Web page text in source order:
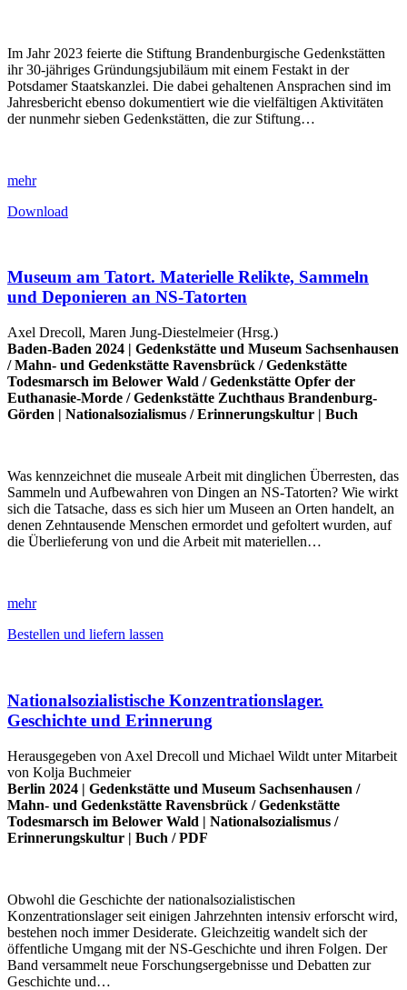
Im Jahr 2023 feierte die Stiftung Brandenburgische Gedenkstätten
ihr 30-jähriges Gründungsjubiläum mit einem Festakt in der
Potsdamer Staatskanzlei. Die dabei gehaltenen Ansprachen sind im
Jahresbericht ebenso dokumentiert wie die vielfältigen Aktivitäten
der nunmehr sieben Gedenkstätten, die zur Stiftung…
mehr
Download
Museum am Tatort. Materielle Relikte, Sammeln
und Deponieren an NS-Tatorten
Axel Drecoll, Maren Jung-Diestelmeier (Hrsg.)
Baden-Baden 2024 | Gedenkstätte und Museum Sachsenhausen
/Mahn- und Gedenkstätte Ravensbrück /Gedenkstätte
Todesmarsch im Belower Wald /Gedenkstätte Opfer der
Euthanasie-Morde /Gedenkstätte Zuchthaus Brandenburg-
Görden | Nationalsozialismus /Erinnerungskultur | Buch
Was kennzeichnet die museale Arbeit mit dinglichen Überresten, das
Sammeln und Aufbewahren von Dingen an NS-Tatorten? Wie wirkt
sich die Tatsache, dass es sich hier um Museen an Orten handelt, an
denen Zehntausende Menschen ermordet und gefoltert wurden, auf
die Überlieferung von und die Arbeit mit materiellen…
mehr
Bestellen und liefern lassen
Nationalsozialistische Konzentrationslager.
Geschichte und Erinnerung
Herausgegeben von Axel Drecoll und Michael Wildt unter Mitarbeit
von Kolja Buchmeier
Berlin 2024 | Gedenkstätte und Museum Sachsenhausen /
Mahn- und Gedenkstätte Ravensbrück /Gedenkstätte
Todesmarsch im Belower Wald | Nationalsozialismus /
Erinnerungskultur | Buch /PDF
Obwohl die Geschichte der nationalsozialistischen
Konzentrationslager seit einigen Jahrzehnten intensiv erforscht wird,
bestehen noch immer Desiderate. Gleichzeitig wandelt sich der
öffentliche Umgang mit der NS-Geschichte und ihren Folgen. Der
Band versammelt neue Forschungsergebnisse und Debatten zur
Geschichte und…